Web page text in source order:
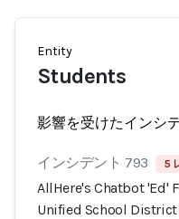
Entity
Students
影響を受けたインシ
インシデント 793 5
AllHere's Chatbot 'Ed'
Unified School